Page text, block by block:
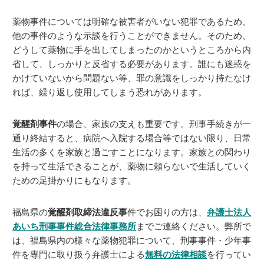
薬物事件については明確な被害者がいない犯罪であるため、
他の事件のような示談を行うことができません。そのため、
どうして薬物に手を出してしまったのかというところから内
省して、しっかりと反省する必要があります。誰にも迷惑を
かけていないから問題ない等、罪の意識をしっかり持たなけ
れば、繰り返し使用してしまう恐れがあります。
覚醒剤事件の場合、家族の支えも重要です。刑事手続きが一
通り終結すると、病院へ入院する場合等ではない限り、日常
生活の多くを家族と過ごすことになります。家族との関わり
を持って生活できることが、薬物に頼らないで生活していく
ための足掛かりにもなります。
福島県の覚醒剤取締法違反事件でお困りの方は、弁護士法人
あいち刑事事件総合法律事務所までご連絡ください。弊所で
は、福島県内の様々な薬物犯罪について、刑事事件・少年事
件を専門に取り扱う弁護士による無料の法律相談を行ってい